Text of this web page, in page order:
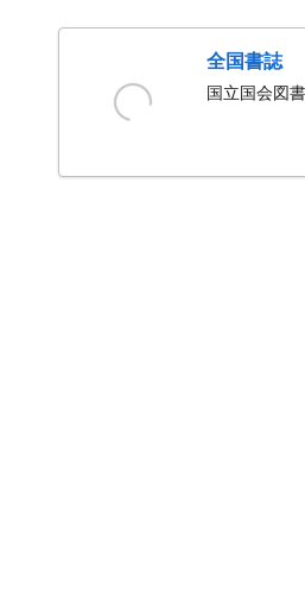
全国書誌
国立国会図